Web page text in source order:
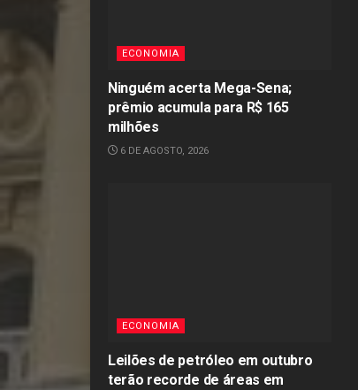
ECONOMIA
Ninguém acerta Mega-Sena;
prêmio acumula para R$ 165
milhões
6 DE AGOSTO, 2026
ECONOMIA
Leilões de petróleo em outubro
terão recorde de áreas em